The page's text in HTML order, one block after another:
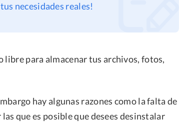
necesidades reales!
libre para almacenar tus archivos, fotos,
hay algunas razones como la falta de
que es posible que desees desinstalar